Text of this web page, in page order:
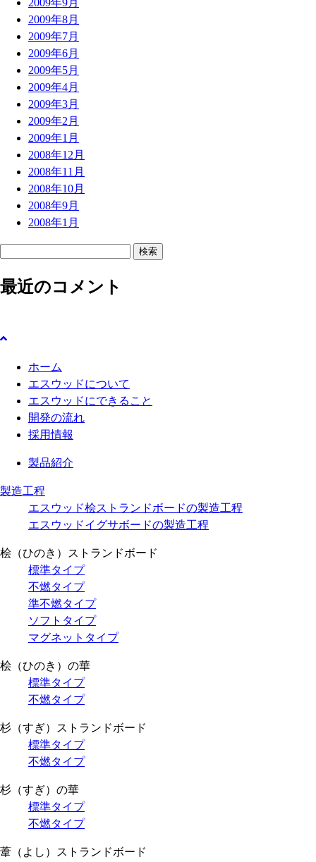
2009年9月
2009年8月
2009年7月
2009年6月
2009年5月
2009年4月
2009年3月
2009年2月
2009年1月
2008年12月
2008年11月
2008年10月
2008年9月
2008年1月
:最近のコメント
ホーム
エスウッドについて
エスウッドにできること
開発の流れ
採用情報
製品紹介
製造工程
エスウッド桧ストランドボードの製造工程
エスウッドイグサボードの製造工程
桧（ひのき）ストランドボード
標準タイプ
不燃タイプ
準不燃タイプ
ソフトタイプ
マグネットタイプ
桧（ひのき）の華
標準タイプ
不燃タイプ
杉（すぎ）ストランドボード
標準タイプ
不燃タイプ
杉（すぎ）の華
標準タイプ
不燃タイプ
葦（よし）ストランドボード